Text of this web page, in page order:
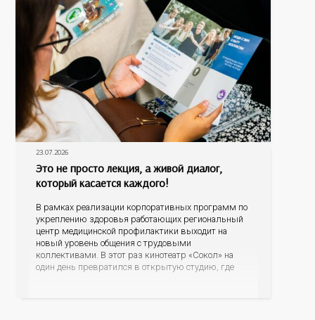
23.07.2026
Это не просто лекция, а живой диалог,
который касается каждого!
В рамках реализации корпоративных программ по
укреплению здоровья работающих региональный
центр медицинской профилактики выходит на
новый уровень общения с трудовыми
коллективами. В этот раз кинотеатр «Сокол» на
один день превратился в открытую студию, где